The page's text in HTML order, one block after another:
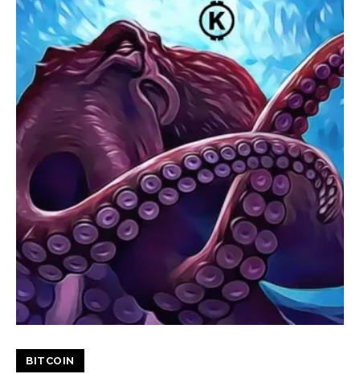
BITCOIN